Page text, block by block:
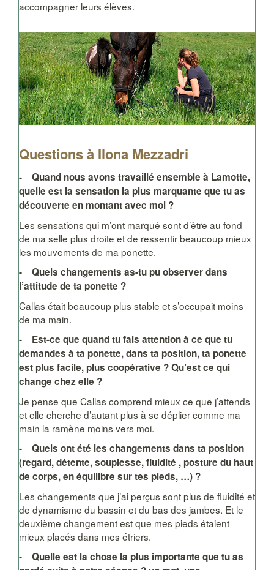
accompagner leurs élèves.
Questions à Ilona Mezzadri
- Quand nous avons travaillé ensemble à Lamotte,
quelle est la sensation la plus marquante que tu as
découverte en montant avec moi ?
Les sensations qui m’ont marqué sont d’être au fond
de ma selle plus droite et de ressentir beaucoup mieux
les mouvements de ma ponette.
- Quels changements as-tu pu observer dans
l’attitude de ta ponette ?
Callas était beaucoup plus stable et s’occupait moins
de ma main.
- Est-ce que quand tu fais attention à ce que tu
demandes à ta ponette, dans ta position, ta ponette
est plus facile, plus coopérative ? Qu’est ce qui
change chez elle ?
Je pense que Callas comprend mieux ce que j’attends
et elle cherche d’autant plus à se déplier comme ma
main la ramène moins vers moi.
- Quels ont été les changements dans ta position
(regard, détente, souplesse, fluidité , posture du haut
de corps, en équilibre sur tes pieds, …) ?
Les changements que j’ai perçus sont plus de fluidité et
de dynamisme du bassin et du bas des jambes. Et le
deuxième changement est que mes pieds étaient
mieux placés dans mes étriers.
- Quelle est la chose la plus importante que tu as